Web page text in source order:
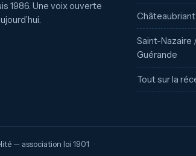
1986. Une voix ouverte
Châteaubriant
Saint-Nazaire
Guérande
Tout sur la
— association loi 1901